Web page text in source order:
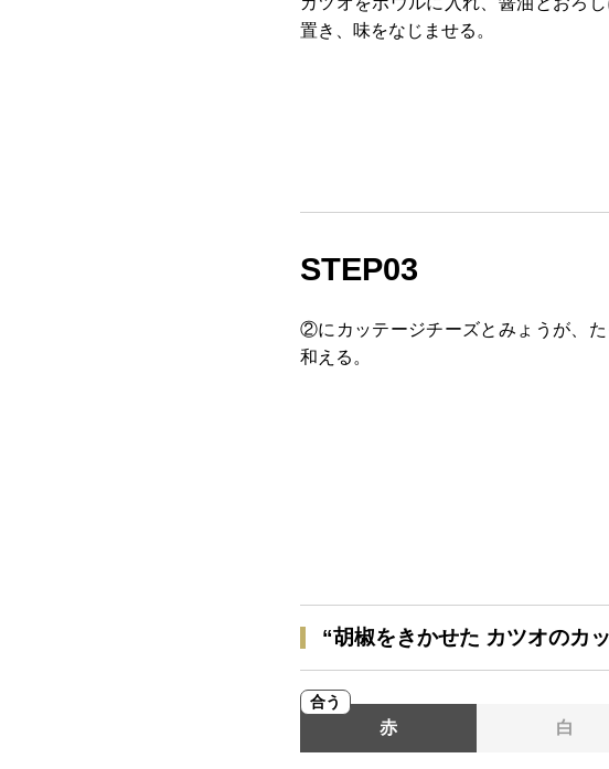
置き、味をなじませる。
STEP03
②にカッテージチーズとみょうが、
和える。
“胡椒をきかせた カツオのカ
合う
赤 白